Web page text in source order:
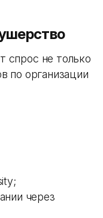
спрос не только
по организации
через